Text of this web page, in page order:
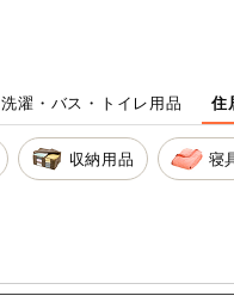
洗濯・バス・トイレ用品 住
収納用品 寝